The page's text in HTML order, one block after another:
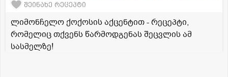
შეინახე რეცეპტი
ლიმონჩელო ქოქოსის აქცენტით - რეცეპტი,
რომელიც თქვენს წარმოდგენას შეცვლის ამ
სასმელზე!